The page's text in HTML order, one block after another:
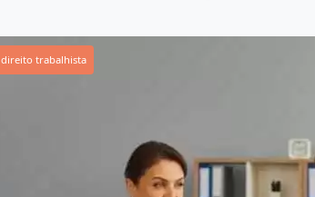
direito trabalhista